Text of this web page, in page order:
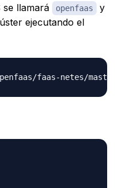
se llamará
openfaas
y
ejecutando el